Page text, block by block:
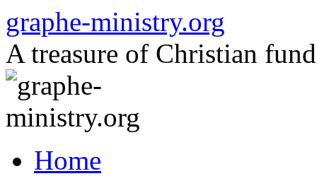
to
content
graphe-ministry.org
A treasure of Christian
Home